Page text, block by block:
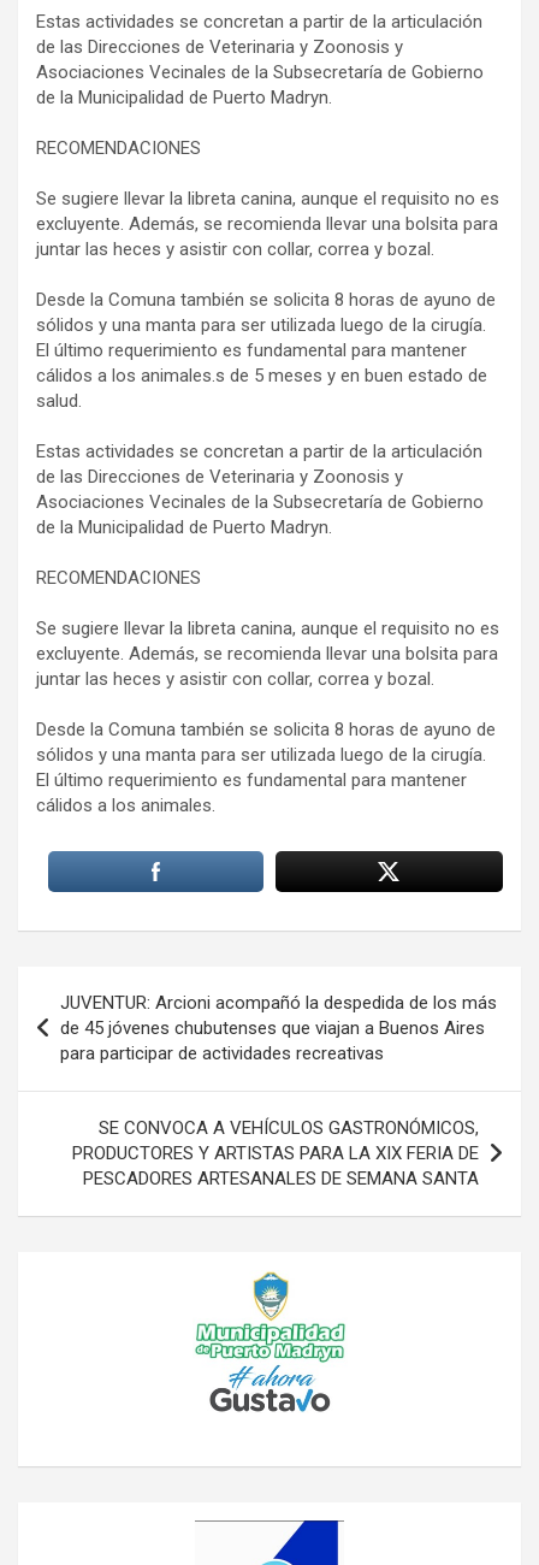
Estas actividades se concretan a partir de la articulación
de las Direcciones de Veterinaria y Zoonosis y
Asociaciones Vecinales de la Subsecretaría de Gobierno
de la Municipalidad de Puerto Madryn.
RECOMENDACIONES
Se sugiere llevar la libreta canina, aunque el requisito no es
excluyente. Además, se recomienda llevar una bolsita para
juntar las heces y asistir con collar, correa y bozal.
Desde la Comuna también se solicita 8 horas de ayuno de
sólidos y una manta para ser utilizada luego de la cirugía.
El último requerimiento es fundamental para mantener
cálidos a los animales.s de 5 meses y en buen estado de
salud.
Estas actividades se concretan a partir de la articulación
de las Direcciones de Veterinaria y Zoonosis y
Asociaciones Vecinales de la Subsecretaría de Gobierno
de la Municipalidad de Puerto Madryn.
RECOMENDACIONES
Se sugiere llevar la libreta canina, aunque el requisito no es
excluyente. Además, se recomienda llevar una bolsita para
juntar las heces y asistir con collar, correa y bozal.
Desde la Comuna también se solicita 8 horas de ayuno de
sólidos y una manta para ser utilizada luego de la cirugía.
El último requerimiento es fundamental para mantener
cálidos a los animales.
de
entradas
JUVENTUR: Arcioni acompañó la despedida de los más
de 45 jóvenes chubutenses que viajan a Buenos Aires
para participar de actividades recreativas
SE CONVOCA A VEHÍCULOS GASTRONÓMICOS,
PRODUCTORES Y ARTISTAS PARA LA XIX FERIA DE
PESCADORES ARTESANALES DE SEMANA SANTA